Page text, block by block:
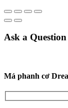
Ask a Question
Má phanh cơ